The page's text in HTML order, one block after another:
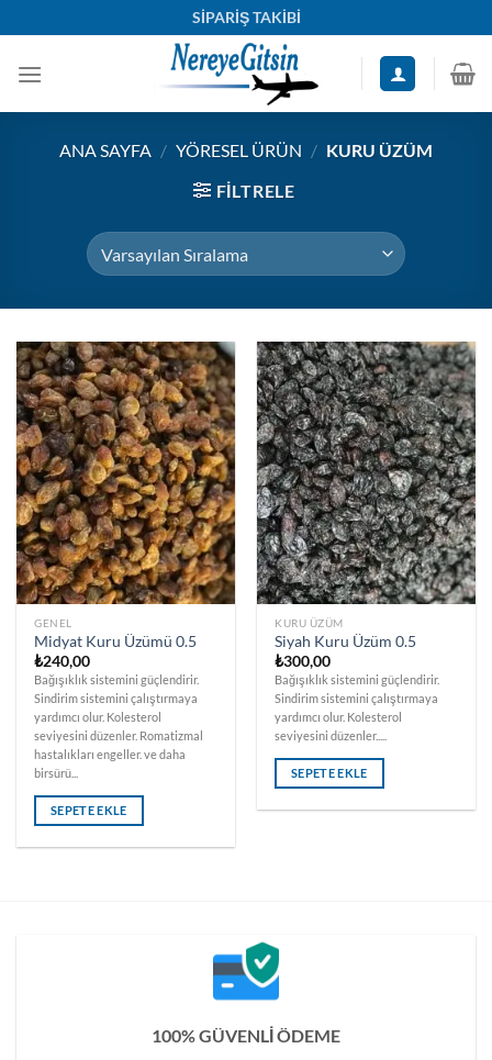
atla
SİPARİŞ TAKİBİ
ANA SAYFA / YÖRESEL ÜRÜN / KURU ÜZÜM
FILTRELE
GENEL
Midyat Kuru Üzümü 0.5
₺240,00
Bağışıklık sistemini güçlendirir.
Sindirim sistemini çalıştırmaya
yardımcı olur. Kolesterol
seviyesini düzenler. Romatizmal
hastalıkları engeller. ve daha
birsürü...
SEPETE EKLE
KURU ÜZÜM
Siyah Kuru Üzüm 0.5
₺300,00
Bağışıklık sistemini güçlendirir.
Sindirim sistemini çalıştırmaya
yardımcı olur. Kolesterol
seviyesini düzenler.....
SEPETE EKLE
100% GÜVENLİ ÖDEME